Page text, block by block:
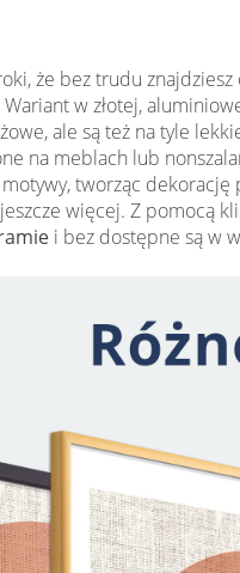
że bez trudu
w złotej,
ale są też na tyle
na meblach lub
tworząc
więcej. Z pomocą
i bez dostępne są w